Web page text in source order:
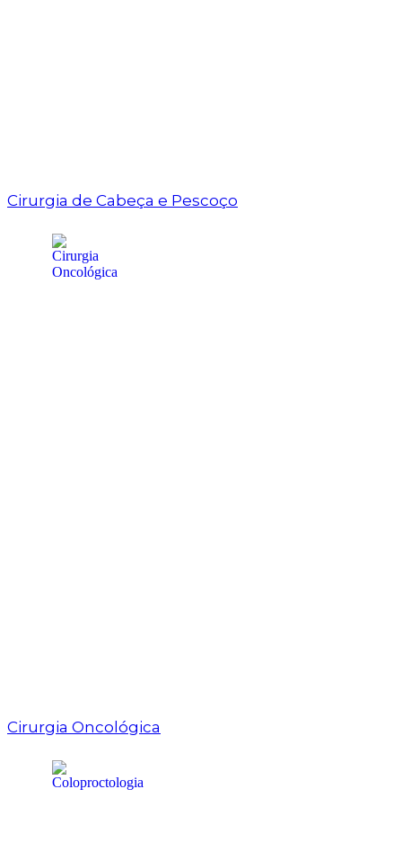
Cirurgia de Cabeça e Pescoço
Cirurgia Oncológica